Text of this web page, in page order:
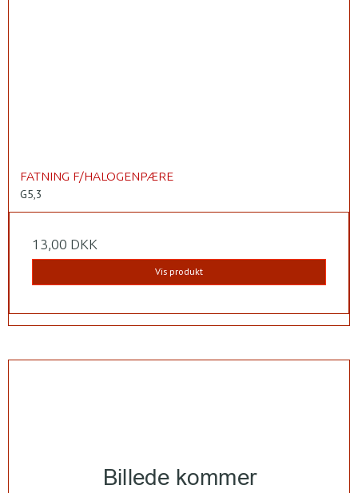
FATNING F/HALOGENPÆRE
G5,3
13,00 DKK
Vis produkt